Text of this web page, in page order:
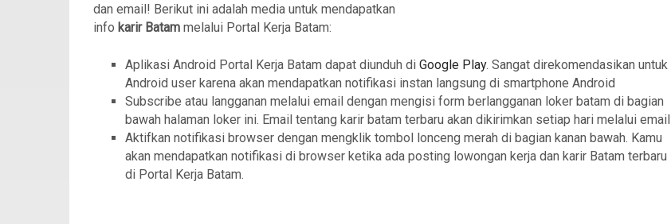
dan email! Berikut ini adalah media untuk mendapatkan
info karir Batam melalui Portal Kerja Batam:
Aplikasi Android Portal Kerja Batam dapat diunduh di Google Play. Sangat direkomendasikan untuk
Android user karena akan mendapatkan notifikasi instan langsung di smartphone Android
Subscribe atau langganan melalui email dengan mengisi form berlangganan loker batam di bagian
bawah halaman loker ini. Email tentang karir batam terbaru akan dikirimkan setiap hari melalui email
Aktifkan notifikasi browser dengan mengklik tombol lonceng merah di bagian kanan bawah. Kamu
akan mendapatkan notifikasi di browser ketika ada posting lowongan kerja dan karir Batam terbaru
di Portal Kerja Batam.